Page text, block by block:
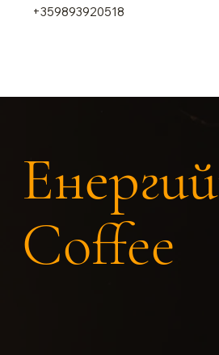
+359893920518
Coffee